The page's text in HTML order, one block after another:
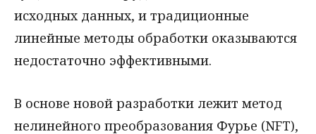
исходных данных, и традиционные
линейные методы обработки оказываются
недостаточно эффективными.
В основе новой разработки лежит метод
нелинейного преобразования Фурье (NFT),